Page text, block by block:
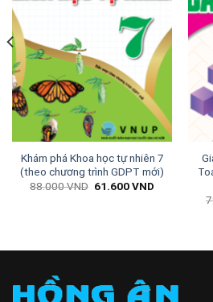
Khám phá Khoa học tự nhiên 7
(theo chương trình GDPT mới)
88.000VND Giá
61.600VND
VND.